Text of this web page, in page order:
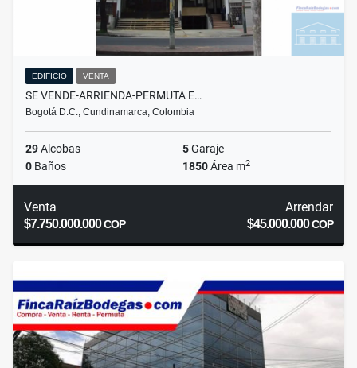
EDIFICIO VENTA
SE VENDE-ARRIENDA-PERMUTA E…
Bogotá D.C., Cundinamarca, Colombia
29Alcobas 5Garaje
0 Baños 1850Área m2
Venta
$7.750.000.000COP
Arrendar
$45.000.000COP